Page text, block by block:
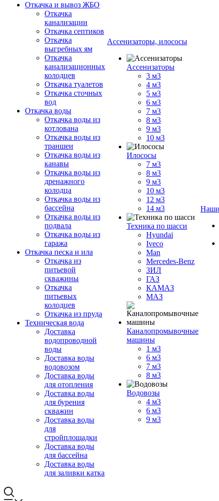
Откачка и вывоз ЖБО
Откачка
канализации
Откачка септиков
Откачка
выгребных ям
Откачка
канализационных
колодцев
Откачка туалетов
Откачка сточных
вод
Откачка воды
Откачка воды из
котлована
Откачка воды из
траншеи
Откачка воды из
канавы
Откачка воды из
дренажного
колодца
Откачка воды из
бассейна
Откачка воды из
подвала
Откачка воды из
гаража
Откачка песка и ила
Откачка из
питьевой
скважины
Откачка
питьевых
колодцев
Откачка из пруда
Техническая вода
Доставка
водопроводной
воды
Доставка воды
водовозом
Доставка воды
для отопления
Доставка воды
для бурения
скважин
Доставка воды
для
стройплощадки
Доставка воды
для бассейна
Доставка воды
для заливки катка
Ассенизаторы, илососы
Ассенизаторы
3 м3
4 м3
5 м3
6 м3
7 м3
8 м3
9 м3
10 м3
Илососы
7 м3
8 м3
9 м3
10 м3
12 м3
14 м3
Техника по шасси
Hyundai
Iveco
Man
Mercedes-Benz
ЗИЛ
ГАЗ
КАМАЗ
МАЗ
Каналопромывочные
машины
1 м3
6 м3
7 м3
8 м3
Водовозы
4 м3
6 м3
9 м3